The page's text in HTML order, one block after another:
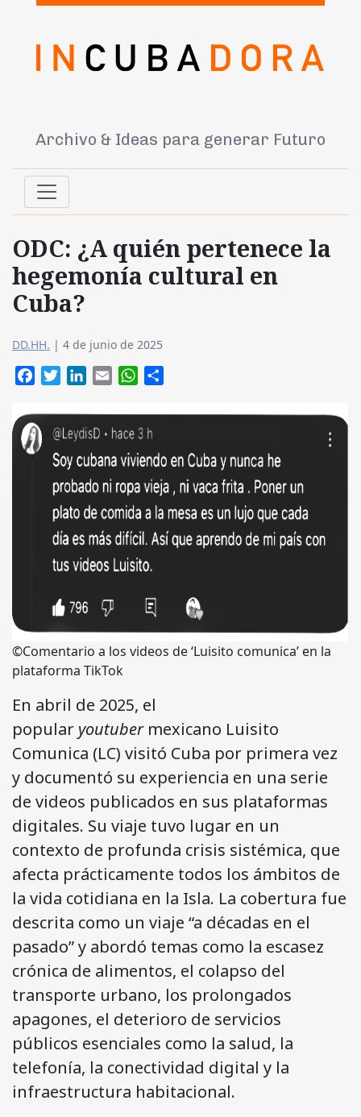
Archivo & Ideas para generar Futuro
ODC: ¿A quién pertenece la
hegemonía cultural en
Cuba?
DD.HH. | 4 de junio de 2025
FacebookTwitterLinkedIn
Email WhatsApp
©Comentario a los videos de ‘Luisito comunica’ en la
plataforma TikTok
En abril de 2025, el
popular youtubermexicano Luisito
Comunica (LC) visitó Cuba por primera vez
y documentó su experiencia en una serie
de videos publicados en sus plataformas
digitales. Su viaje tuvo lugar en un
contexto de profunda crisis sistémica, que
afecta prácticamente todos los ámbitos de
la vida cotidiana en la Isla. La cobertura fue
descrita como un viaje “a décadas en el
pasado” y abordó temas como la escasez
crónica de alimentos, el colapso del
transporte urbano, los prolongados
apagones, el deterioro de servicios
públicos esenciales como la salud, la
telefonía, la conectividad digital y la
infraestructura habitacional.